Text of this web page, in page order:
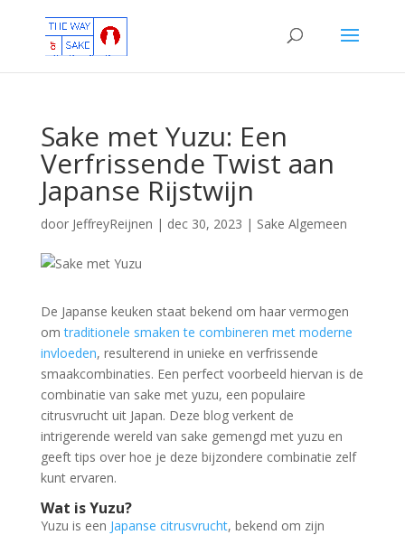
Sake met Yuzu: Een
Verfrissende Twist aan
Japanse Rijstwijn
door JeffreyReijnen | dec 30, 2023 | Sake Algemeen
De Japanse keuken staat bekend om haar vermogen
omtraditionele smaken te combineren met moderne
invloeden, resulterend in unieke en verfrissende
smaakcombinaties. Een perfect voorbeeld hiervan is de
combinatie van sake met yuzu, een populaire
citrusvrucht uit Japan. Deze blog verkent de
intrigerende wereld van sake gemengd met yuzu en
geeft tips over hoe je deze bijzondere combinatie zelf
kunt ervaren.
Wat is Yuzu?
Yuzu is een Japanse citrusvrucht, bekend om zijn